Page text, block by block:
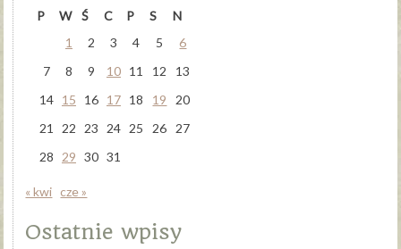
P
W Ś C P S
N
1
2 3 4 5
6
7
8 9 10 11 12
13
14 15 16 17 18 19
20
21
22 23 24 25 26
27
28
29 30 31
« kwi cze »
Ostatnie wpisy